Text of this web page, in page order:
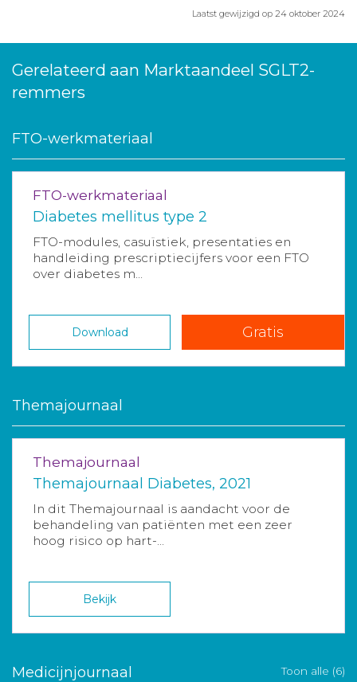
Laatst gewijzigd op 24 oktober 2024
Gerelateerd aan Marktaandeel SGLT2-
remmers
FTO-werkmateriaal
FTO-werkmateriaal
Diabetes mellitus type 2
FTO-modules, casuïstiek, presentaties en
handleiding prescriptiecijfers voor een FTO
over diabetes m...
Download Gratis
Themajournaal
Themajournaal
Themajournaal Diabetes, 2021
In dit Themajournaal is aandacht voor de
behandeling van patiënten met een zeer
hoog risico op hart-...
Bekijk
Medicijnjournaal Toon alle (6)